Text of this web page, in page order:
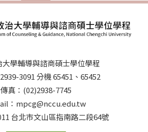
大學輔導與諮商碩士學位學程
3091 分機 65451、65452
傳真：(02)2938-7745
：mpcg@nccu.edu.tw
台北市文山區指南路二段64號